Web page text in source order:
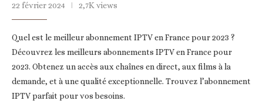
22 février 2024 2,7K views
Quel est le meilleur abonnement IPTV en France pour 2023 ?
Découvrez les meilleurs abonnements IPTV en France pour
2023. Obtenez un accès aux chaînes en direct, aux films à la
demande, et à une qualité exceptionnelle. Trouvez l’abonnement
IPTV parfait pour vos besoins.